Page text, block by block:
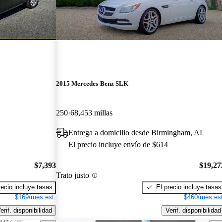
$7,393
incluye tasas
$169/mes est.
disponibilidad
2015 Mercedes-Benz SLK
250 68,453 millas
Entrega a domicilio desde Birmingham, AL
El precio incluye envío de $614
Trato justo
El precio incluye tasas
$460/mes
Verif. disponibilidad